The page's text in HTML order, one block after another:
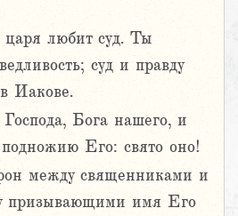
любит суд. Ты
суд и правду
Иакове.
Бога нашего, и
подножию Его: свято оно!
между священниками и
призывающими имя Его